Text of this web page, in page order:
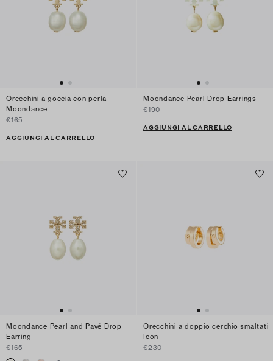
Orecchini a goccia con perla
Moondance
€165
AGGIUNGI AL CARRELLO
Moondance Pearl Drop Earrings
€190
AGGIUNGI AL CARRELLO
Moondance Pearl and Pavé Drop
Earring
€165
Orecchini a doppio cerchio smaltati
Icon
€230